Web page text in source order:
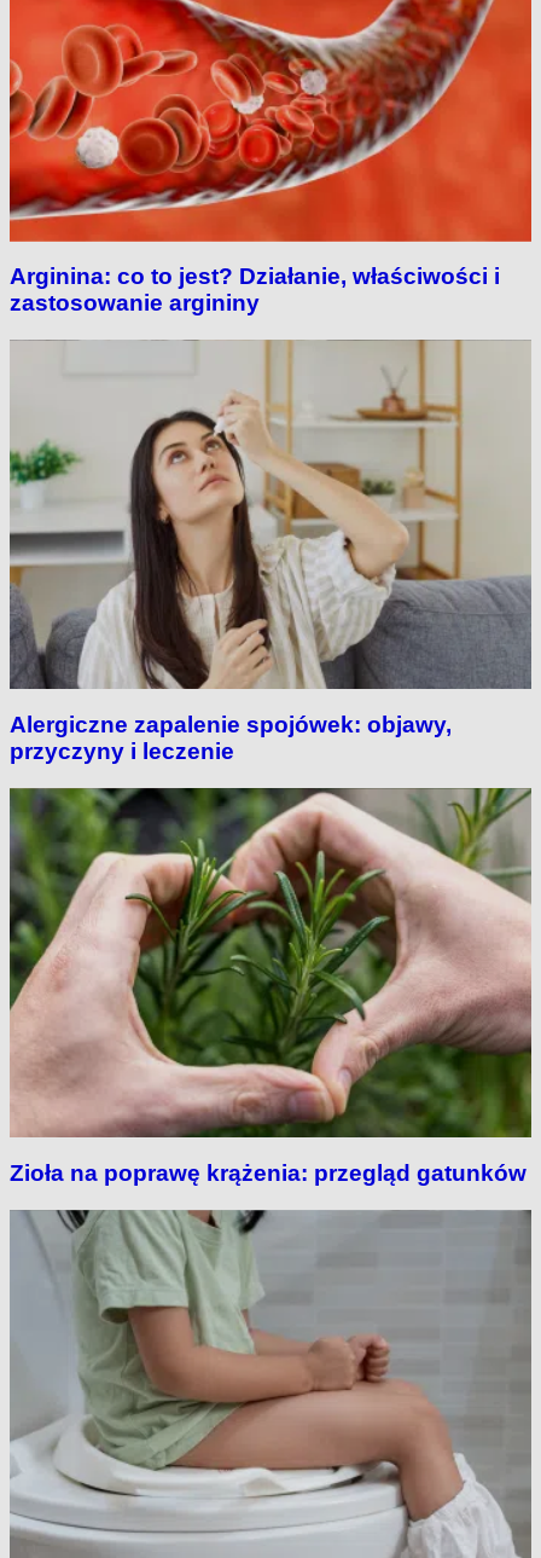
Arginina: co to jest? Działanie, właściwości i
zastosowanie argininy
Alergiczne zapalenie spojówek: objawy,
przyczyny i leczenie
Zioła na poprawę krążenia: przegląd gatunków